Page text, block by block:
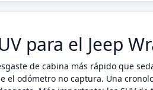
para el Jeep
de cabina más rápido que
odómetro no captura. Una